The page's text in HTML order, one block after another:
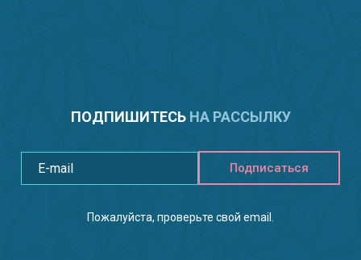
ПОДПИШИТЕСЬ НА РАССЫЛКУ
Подписаться
Пожалуйста, проверьте свой email.